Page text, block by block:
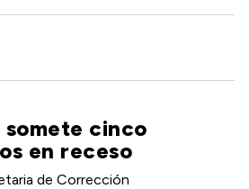
cinco
en receso
de Corrección